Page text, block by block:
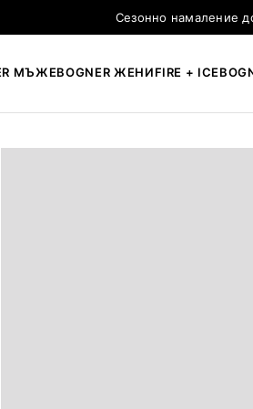
Сезонно намаление
МЪЖЕBOGNER ЖЕНИFIRE + ICE